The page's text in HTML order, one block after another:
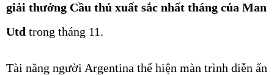
giải thưởng Cầu thủ xuất sắc nhất tháng của Man
Utd trong tháng 11.
Tài năng người Argentina thể hiện màn trình diễn ấn